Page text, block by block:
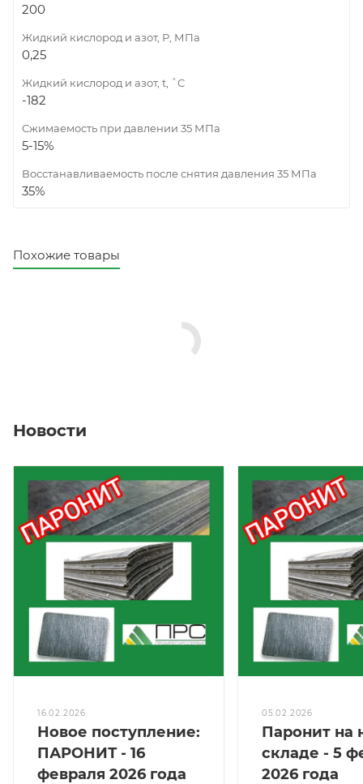
200
Жидкий кислород и азот, Р, МПа
0,25
Жидкий кислород и азот, t, ˚C
-182
Сжимаемость при давлении 35 МПа
5-15%
Восстанавливаемость после снятия давления 35 МПа
35%
Похожие товары
Новости
16.02.2026
Новое поступление:
ПАРОНИТ - 16
февраля 2026 года
05.02.2026
Паронит на
складе - 5
2026 года